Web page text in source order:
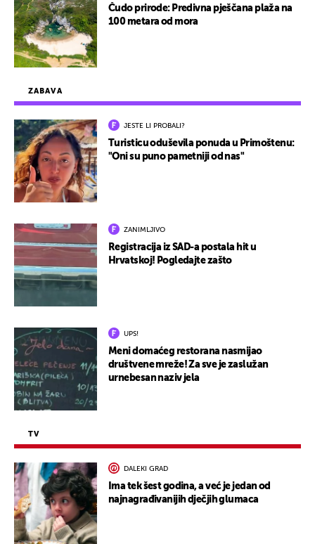
ZABAVA
JESTE LI PROBALI?
Turisticu oduševila ponuda u Primoštenu:
"Oni su puno pametniji od nas"
ZANIMLJIVO
Registracija iz SAD-a postala hit u
Hrvatskoj! Pogledajte zašto
UPS!
Meni domaćeg restorana nasmijao
društvene mreže! Za sve je zaslužan
urnebesan naziv jela
TV
DALEKI GRAD
Ima tek šest godina, a već je jedan od
najnagrađivanijih dječjih glumaca
Čudo prirode: Predivna pješčana plaža na
100 metara od mora